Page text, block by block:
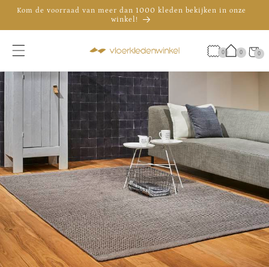
naar de
Kom de voorraad van meer dan 1000 kleden bekijken in onze
winkel!
De officiële showroom van Brink & Campman in Nederland
0 0 0
0